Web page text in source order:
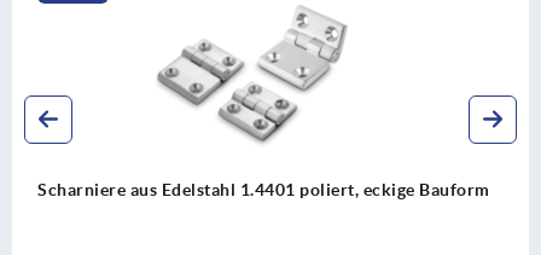
Scharniere aus Edelstahl 1.4401 poliert, eckige Bauform